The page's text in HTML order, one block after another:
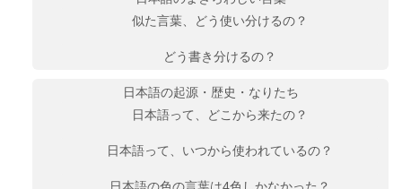
似た言葉、どう使い分けるの？
どう書き分けるの？
日本語の起源・歴史・なりたち
日本語って、どこから来たの？
日本語って、いつから使われているの？
日本語の色の言葉は4色しかなかった？